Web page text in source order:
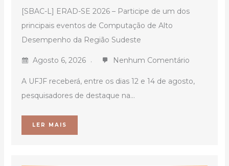
[SBAC-L] ERAD-SE 2026 – Participe de um dos
principais eventos de Computação de Alto
Desempenho da Região Sudeste
Agosto 6, 2026 Nenhum Comentário
A UFJF receberá, entre os dias 12 e 14 de agosto,
pesquisadores de destaque na...
LER MAIS